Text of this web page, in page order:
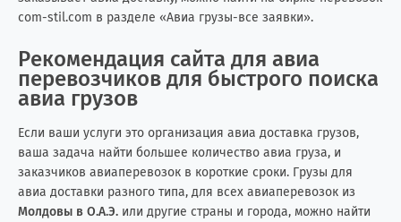
com-stil.com в разделе «Авиа грузы-все заявки».
Рекомендация сайта для авиа
перевозчиков для быстрого поиска
авиа грузов
Если ваши услуги это организация авиа доставка грузов,
ваша задача найти большее количество авиа груза, и
заказчиков авиаперевозок в короткие сроки. Грузы для
авиа доставки разного типа, для всех авиаперевозок из
Молдовы в О.А.Э. или другие страны и города, можно найти